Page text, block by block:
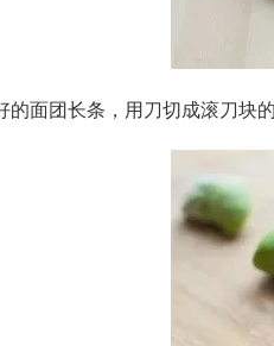
的面团长条，用刀切成滚刀块